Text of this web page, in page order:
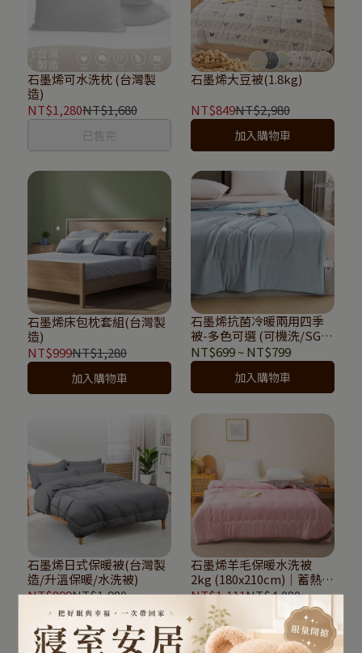
石墨烯可水洗枕 (台灣製
造)
NT$1,280NT$1,680
已售完
石墨烯大豆被(1.8kg)
NT$849NT$2,980
加入購物車
石墨烯床包枕套組(台灣製
造)
NT$999NT$1,280
加入購物車
石墨烯抗菌冷暖兩用四季
被-多色可選 (可機洗/SGS
驗證/親膚低敏)
NT$699~NT$799
加入購物車
石墨烯日式保暖被(台灣製
造/升溫保暖/水洗被)
NT$899NT$1,980
加入購物車
石墨烯羊毛保暖水洗被
2kg (180x210cm)｜蓄熱升
溫、抗菌防蟎，全被可機
洗不結塊｜寢室安居
NT$1,111NT$4,080
加入購物車